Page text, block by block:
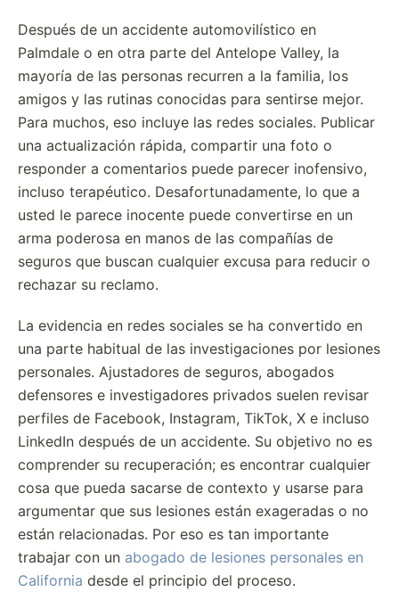
Después de un accidente automovilístico en
Palmdale o en otra parte del Antelope Valley, la
mayoría de las personas recurren a la familia, los
amigos y las rutinas conocidas para sentirse mejor.
Para muchos, eso incluye las redes sociales. Publicar
una actualización rápida, compartir una foto o
responder a comentarios puede parecer inofensivo,
incluso terapéutico. Desafortunadamente, lo que a
usted le parece inocente puede convertirse en un
arma poderosa en manos de las compañías de
seguros que buscan cualquier excusa para reducir o
rechazar su reclamo.
La evidencia en redes sociales se ha convertido en
una parte habitual de las investigaciones por lesiones
personales. Ajustadores de seguros, abogados
defensores e investigadores privados suelen revisar
perfiles de Facebook, Instagram, TikTok, X e incluso
LinkedIn después de un accidente. Su objetivo no es
comprender su recuperación; es encontrar cualquier
cosa que pueda sacarse de contexto y usarse para
argumentar que sus lesiones están exageradas o no
están relacionadas. Por eso es tan importante
trabajar con un abogado de lesiones personales en
California desde el principio del proceso.